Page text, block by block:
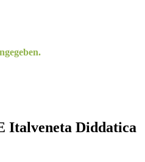
Italveneta Diddatica